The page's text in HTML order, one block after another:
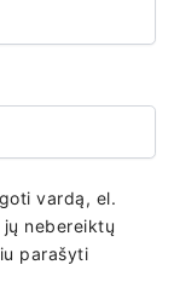
vardą, el.
nebereiktų
parašyti